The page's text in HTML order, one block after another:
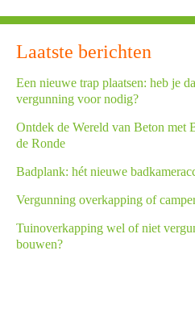
Laatste berichten
Een nieuwe trap plaatsen: heb je
vergunning voor nodig?
Ontdek de Wereld van Beton met
de Ronde
Badplank: hét nieuwe
Vergunning overkapping of
Tuinoverkapping wel of niet
bouwen?